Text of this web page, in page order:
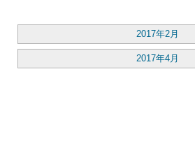
2017年2月
2017年4月